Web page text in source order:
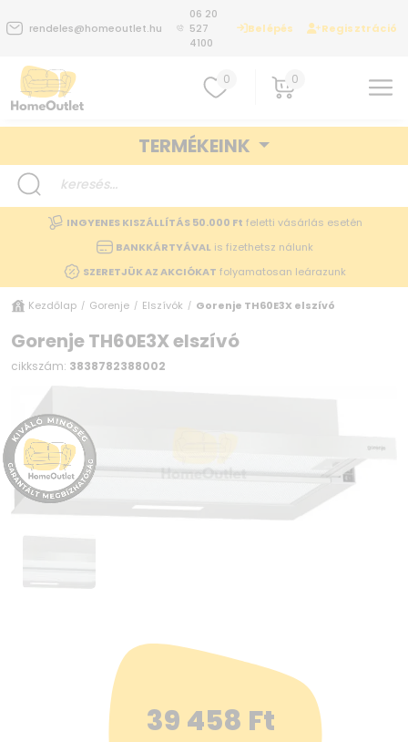
rendeles@homeoutlet.hu
06 20
527
4100
Belépés Regisztráció
0 0
TERMÉKEINK
INGYENES KISZÁLLÍTÁS 50.000 Ft feletti vásárlás esetén
BANKKÁRTYÁVALis fizethetsz nálunk
SZERETJÜK AZ AKCIÓKAT folyamatosan leárazunk
Kezdőlap / Gorenje / Elszívók / Gorenje TH60E3X elszívó
Gorenje TH60E3X elszívó
cikkszám: 3838782388002
39 458 Ft